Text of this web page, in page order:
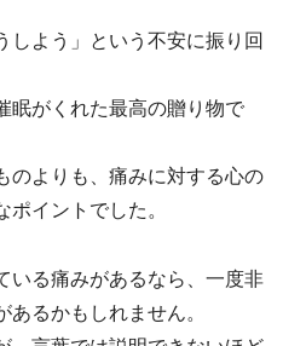
しよう」という不安に振り回
眠がくれた最高の贈り物で
のよりも、痛みに対する心の
ポイントでした。
いる痛みがあるなら、一度非
るかもしれません。